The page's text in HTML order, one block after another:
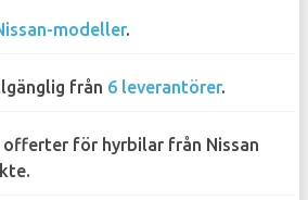
modeller.
från 6 leverantörer.
offerter för hyrbilar från Nissan